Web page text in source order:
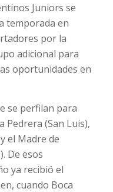
Juniors se
temporada en
por la
adicional para
oportunidades en
se perfilan para
Pedrera (San Luis),
el Madre de
De esos
ya recibió el
cuando Boca